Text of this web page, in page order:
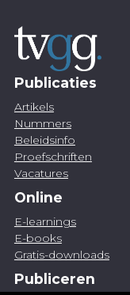
Publicaties
Artikels
Nummers
Beleidsinfo
Proefschriften
Vacatures
Online
E-learnings
E-books
Gratis-downloads
Publiceren